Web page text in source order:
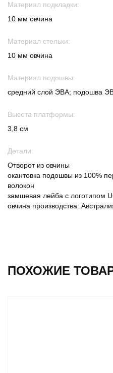
Материал подкладки:
10 мм овчина
Материал стельки:
10 мм овчина
Материал подошвы:
средний слой ЭВА; подошва
Высота платформы:
3,8 см
Детали:
Отворот из овчины
окантовка подошвы из 100%
волокон
замшевая лейба с логотипом
овчина производства:
ПОХОЖИЕ